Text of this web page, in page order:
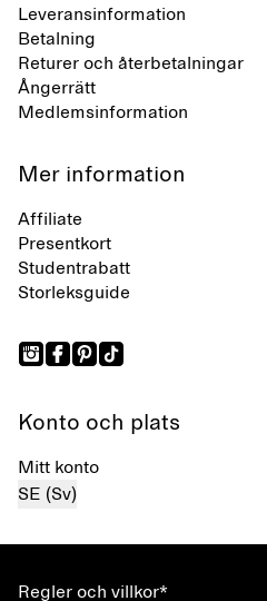
Leveransinformation
Betalning
Returer och återbetalningar
Ångerrätt
Medlemsinformation
Mer information
Affiliate
Presentkort
Studentrabatt
Storleksguide
Konto och plats
Mitt konto
SE (Sv)
Regler och villkor*